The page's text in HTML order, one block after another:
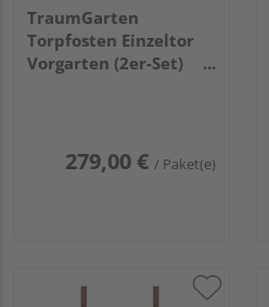
TraumGarten
Torpfosten Einzeltor
Vorgarten (2er-Set)
279,00 € / Paket(e)